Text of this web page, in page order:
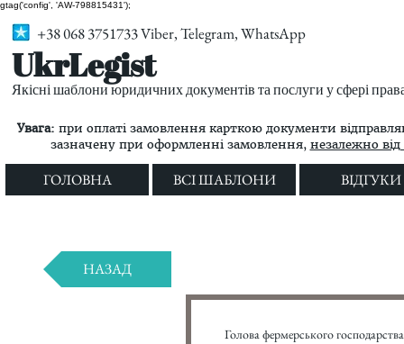
gtag('config', 'AW-798815431');
+38 068 3751733 Viber, Telegram, WhatsApp
UkrLegist
Якісні шаблони юридичних документів та послуги у сфері
Увага: при оплаті замовлення карткою документи
зазначену при оформленні замовлення, незалежно від
ГОЛОВНА ВСІ ШАБЛОНИ ВІДГУКИ
НАЗАД
Голова фермерського